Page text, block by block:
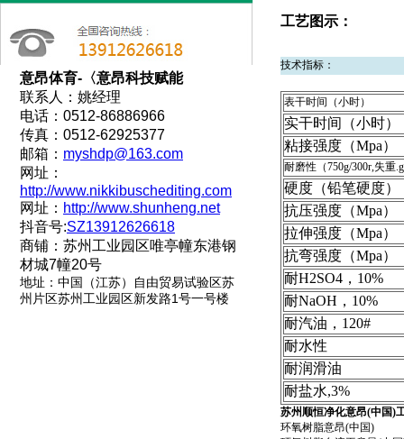
意昂体育-〈意昂科技赋能
联系人：姚经理
电话：0512-86886966
传真：0512-62925377
邮箱： myshdp@163.com
网址：
http://www.nikkibuschediting.com
网址： http://www.shunheng.net
抖音号:SZ13912626618
商铺：苏州工业园区唯亭幢东港钢
材城7幢20号
地址 ： 中国（江苏）自由贸易试验区苏
州片区苏州工业园区新发路1号一号楼
工艺图示：
技术指标：
表干时间（小时）
实干时间（小时）
粘接强度（Mpa）
耐磨性（750g/300r,失重
硬度（铅笔硬度）
抗压强度（Mpa）
拉伸强度（Mpa）
抗弯强度（Mpa）
耐H2SO4，10%
耐NaOH，10%
耐汽油，120#
耐水性
耐润滑油
耐盐水,3%
苏州顺恒净化意昂(中国)
环氧树脂意昂(中国)